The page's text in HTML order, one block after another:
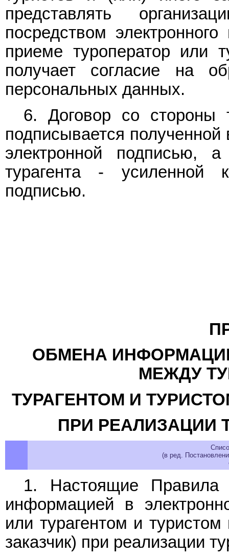
представлять
посредством
приеме туроператор или
получает согласие на
персональных данных.
6. Договор со стороны
подписывается
электронной подписью,
турагента - усиленной
подписью.
ОБМЕНА
МЕЖДУ
ТУРАГЕНТОМ И
ПРИ РЕАЛИЗАЦИИ
(в ред.
1. Настоящие Правила
информацией в
или турагентом и
заказчик) при реализации